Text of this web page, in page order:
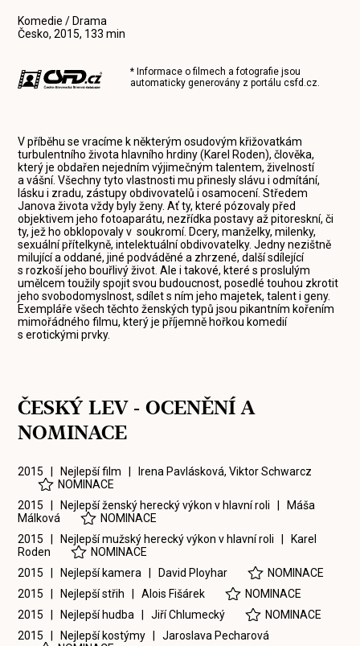
Komedie / Drama
Česko, 2015, 133 min
* Informace o filmech a fotografie jsou
automaticky generovány z portálucsfd.cz.
V příběhu se vracíme k některým osudovým křižovatkám
turbulentního života hlavního hrdiny (Karel Roden), člověka,
který je obdařen nejedním výjimečným talentem, živelností
a vášní. Všechny tyto vlastnosti mu přinesly slávu i odmítání,
lásku i zradu, zástupy obdivovatelů i osamocení. Středem
Janova života vždy byly ženy. Ať ty, které pózovaly před
objektivem jeho fotoaparátu, nezřídka postavy až pitoreskní, či
ty, jež ho obklopovaly v soukromí. Dcery, manželky, milenky,
sexuální přítelkyně, intelektuální obdivovatelky. Jedny nezištně
milující a oddané, jiné podváděné a zhrzené, další sdílející
s rozkoší jeho bouřlivý život. Ale i takové, které s proslulým
umělcem toužily spojit svou budoucnost, posedlé touhou zkrotit
jeho svobodomyslnost, sdílet s ním jeho majetek, talent i geny.
Exempláře všech těchto ženských typů jsou pikantním kořením
mimořádného filmu, který je příjemně hořkou komedií
s erotickými prvky.
ČESKÝ LEV - OCENĚNÍ A
NOMINACE
2015 | Nejlepší film | Irena Pavlásková,Viktor Schwarcz
NOMINACE
2015 | Nejlepší ženský herecký výkon v hlavní roli | Máša
Málková
NOMINACE
2015 | Nejlepší mužský herecký výkon v hlavní roli | Karel
Roden
NOMINACE
2015 | Nejlepší kamera | David Ployhar
NOMINACE
2015 | Nejlepší střih |Alois Fišárek
NOMINACE
2015 | Nejlepší hudba |Jiří Chlumecký
NOMINACE
2015 | Nejlepší kostýmy |Jaroslava Pecharová